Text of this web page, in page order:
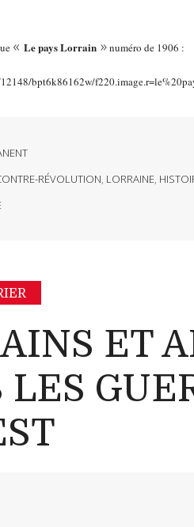
« Le pays Lorrain »numéro de 1906 :
bpt6k86162w/
RÉVOLUTION, LORRAINE,
ET
LES